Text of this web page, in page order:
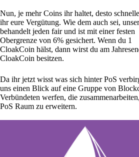
Nun, je mehr Coins ihr haltet, desto
ihr eure Vergütung. Wie dem auch sei,
behandelt jeden fair und ist mit einer festen
Obergrenze von 6% gesichert. Wenn du 1
CloakCoin hälst, dann wirst du am
CloakCoin besitzen.
Da ihr jetzt wisst was sich hinter PoS
uns einen Blick auf eine Gruppe von
Verbündeten werfen, die
PoS Raum zu erweitern.